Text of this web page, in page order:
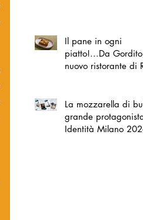
Il pane in ogni
piatto!...Da
nuovo ristorante di
La mozzarella di
grande
Identità Milano